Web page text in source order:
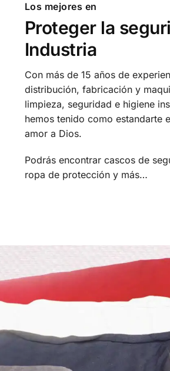
Los mejores en
Proteger la
Industria
Con más de 15 años de
distribución, fabricación y
limpieza, seguridad e higiene
hemos tenido como estandarte
amor a Dios.
Podrás encontrar cascos de
ropa de protección y más…